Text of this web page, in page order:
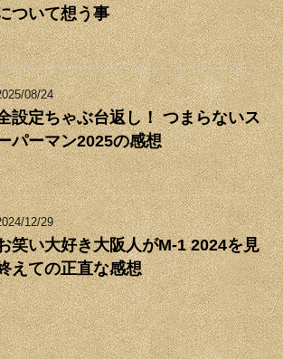
ついて想う事
08/24
設定ちゃぶ台返し！ つまらないス
パーマン2025の感想
12/29
笑い大好き大阪人がM-1 2024を見
えての正直な感想